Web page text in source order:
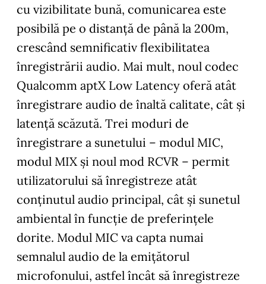
cu vizibilitate bună, comunicarea este
posibilă pe o distanță de până la 200m,
crescând semnificativ flexibilitatea
înregistrării audio. Mai mult, noul codec
Qualcomm aptX Low Latency oferă atât
înregistrare audio de înaltă calitate, cât și
latență scăzută. Trei moduri de
înregistrare a sunetului – modul MIC,
modul MIX și noul mod RCVR – permit
utilizatorului să înregistreze atât
conținutul audio principal, cât și sunetul
ambiental în funcție de preferințele
dorite. Modul MIC va capta numai
semnalul audio de la emițătorul
microfonului, astfel încât să înregistreze